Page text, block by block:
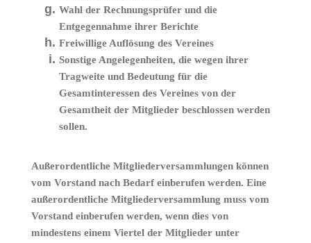
Wahl der Rechnungsprüfer und die
Entgegennahme ihrer Berichte
Freiwillige Auflösung des Vereines
Sonstige Angelegenheiten, die wegen ihrer
Tragweite und Bedeutung für die
Gesamtinteressen des Vereines von der
Gesamtheit der Mitglieder beschlossen werden
sollen.
Außerordentliche Mitgliederversammlungen können
vom Vorstand nach Bedarf einberufen werden. Eine
außerordentliche Mitgliederversammlung muss vom
Vorstand einberufen werden, wenn dies von
mindestens einem Viertel der Mitglieder unter